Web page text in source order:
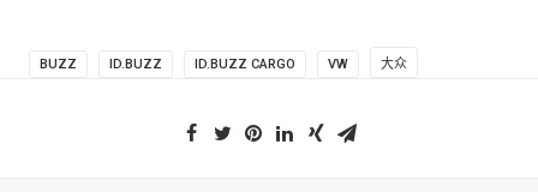
BUZZ ID.BUZZ ID.BUZZ CARGO VW 大众